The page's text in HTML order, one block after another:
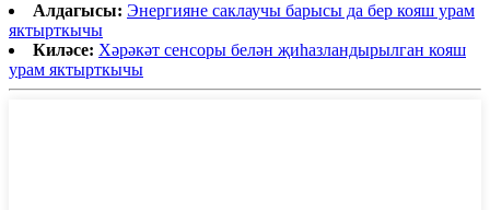
Алдагысы: Энергияне саклаучы барысы да бер кояш урам
яктырткычы
Киләсе: Хәрәкәт сенсоры белән җиһазландырылган кояш
урам яктырткычы